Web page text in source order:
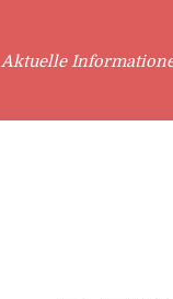
Aktuelle